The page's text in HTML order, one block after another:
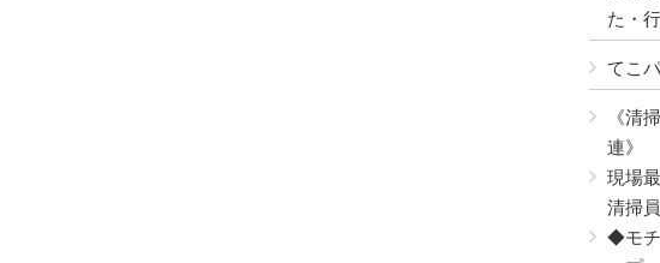
た・
てこ
《清
連》
現場
清掃
◆モチ